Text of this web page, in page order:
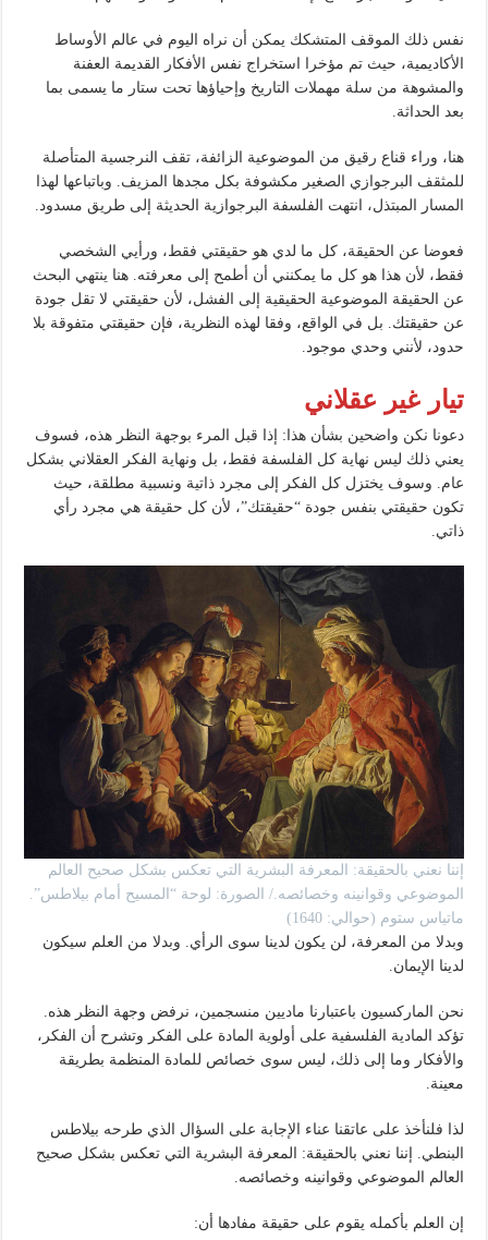
نفس ذلك الموقف المتشكك يمكن أن نراه اليوم في عالم الأوساط
الأكاديمية، حيث تم مؤخرا استخراج نفس الأفكار القديمة العفنة
والمشوهة من سلة مهملات التاريخ وإحياؤها تحت ستار ما يسمى بما
بعد الحداثة.
هنا، وراء قناع رقيق من الموضوعية الزائفة، تقف النرجسية المتأصلة
للمثقف البرجوازي الصغير مكشوفة بكل مجدها المزيف. وباتباعها لهذا
المسار المبتذل، انتهت الفلسفة البرجوازية الحديثة إلى طريق مسدود.
فعوضا عن الحقيقة، كل ما لدي هو حقيقتي فقط، ورأيي الشخصي
فقط، لأن هذا هو كل ما يمكنني أن أطمح إلى معرفته. هنا ينتهي البحث
عن الحقيقة الموضوعية الحقيقية إلى الفشل، لأن حقيقتي لا تقل جودة
عن حقيقتك. بل في الواقع، وفقا لهذه النظرية، فإن حقيقتي متفوقة بلا
حدود، لأنني وحدي موجود.
تيار غير عقلاني
دعونا نكن واضحين بشأن هذا: إذا قبل المرء بوجهة النظر هذه، فسوف
يعني ذلك ليس نهاية كل الفلسفة فقط، بل ونهاية الفكر العقلاني بشكل
عام. وسوف يختزل كل الفكر إلى مجرد ذاتية ونسبية مطلقة، حيث
تكون حقيقتي بنفس جودة “حقيقتك”، لأن كل حقيقة هي مجرد رأي
ذاتي.
إننا نعني بالحقيقة: المعرفة البشرية التي تعكس بشكل صحيح العالم
الموضوعي وقوانينه وخصائصه./ الصورة: لوحة “المسيح أمام بيلاطس”.
ماتياس ستوم (حوالي: 1640)
وبدلا من المعرفة، لن يكون لدينا سوى الرأي. وبدلا من العلم سيكون
لدينا الإيمان.
نحن الماركسيون باعتبارنا ماديين منسجمين، نرفض وجهة النظر هذه.
تؤكد المادية الفلسفية على أولوية المادة على الفكر وتشرح أن الفكر،
والأفكار وما إلى ذلك، ليس سوى خصائص للمادة المنظمة بطريقة
معينة.
لذا فلنأخذ على عاتقنا عناء الإجابة على السؤال الذي طرحه بيلاطس
البنطي. إننا نعني بالحقيقة: المعرفة البشرية التي تعكس بشكل صحيح
العالم الموضوعي وقوانينه وخصائصه.
إن العلم بأكمله يقوم على حقيقة مفادها أن: